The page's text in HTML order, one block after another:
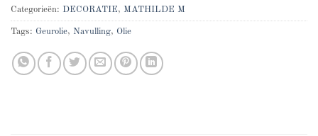
Categorieën: DECORATIE, MATHILDE M
Tags: Geurolie, Navulling, Olie